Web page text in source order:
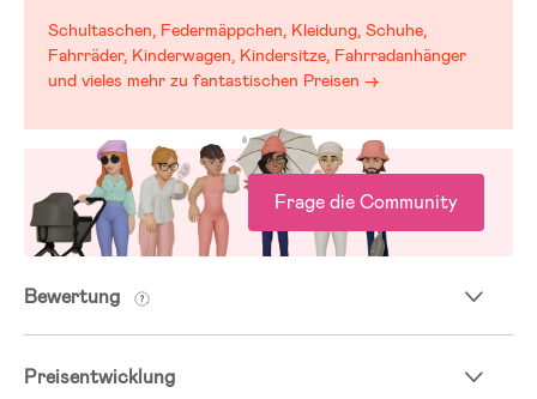
Schultaschen, Federmäppchen, Kleidung, Schuhe,
Fahrräder, Kinderwagen, Kindersitze, Fahrradanhänger
und vieles mehr zu fantastischen Preisen →
Frage die Community
Bewertung
Preisentwicklung